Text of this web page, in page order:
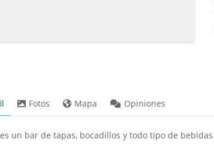
Fotos Mapa Opiniones
es un bar de tapas, bocadillos y todo tipo de bebidas